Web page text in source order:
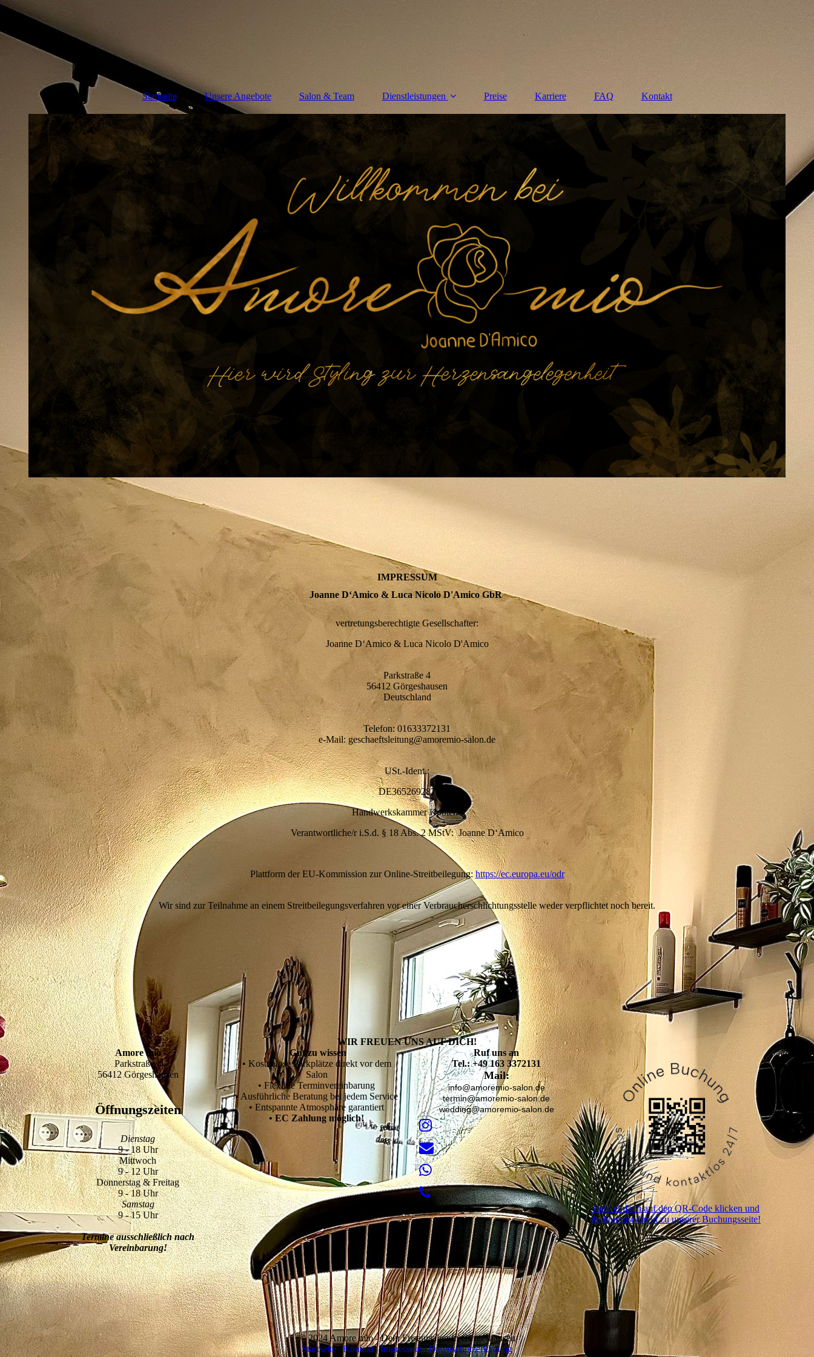
Startseite Unsere Angebote Salon & Team Dienstleistungen Preise Karriere FAQ Kontakt
IMPRESSUM
Joanne D‘Amico & Luca Nicolo D'Amico GbR
vertretungsberechtigte Gesellschafter:
Joanne D‘Amico & Luca Nicolo D'Amico
Parkstraße 4
56412 Görgeshausen
Deutschland
Telefon: 01633372131
e-Mail: geschaeftsleitung@amoremio-salon.de
USt.-Ident.:
DE365269287
Handwerkskammer Koblenz
Verantwortliche/r i.S.d. § 18 Abs. 2 MStV: Joanne D‘Amico
Plattform der EU-Kommission zur Online-Streitbeilegung:https://ec.europa.eu/odr
Wir sind zur Teilnahme an einem Streitbeilegungsverfahren vor einer Verbraucherschlichtungsstelle weder verpflichtet noch bereit.
WIR FREUEN UNS AUF DICH!
Amore mio
Parkstraße 4
56412 Görgeshausen
Öffnungszeiten
Dienstag
9 - 18 Uhr
Mittwoch
9 - 12 Uhr
Donnerstag & Freitag
9 - 18 Uhr
Samstag
9 - 15 Uhr
Termine ausschließlich nach
Vereinbarung!
Gut zu wissen
• Kostenlose Parkplätze direkt vor dem
Salon
• Flexible Terminvereinbarung
• Ausführliche Beratung bei jedem Service
• Entspannte Atmosphäre garantiert
• EC Zahlung möglich!
Ruf uns an
Tel.: +49 163 3372131
Mail:
info@amoremio-salon.de
termin@amoremio-salon.de
wedding@amoremio-salon.de
Tipp: einfach auf den QR-Code klicken und
du kommst direkt zu unserer Buchungsseite!
© 2024 Amore mio - Dein Friseursalon in Görgeshausen
Startseite| Kontakt|Impressum|Datenschutzerklärung